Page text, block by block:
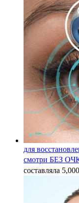
для
смотри БЕЗ
составляла